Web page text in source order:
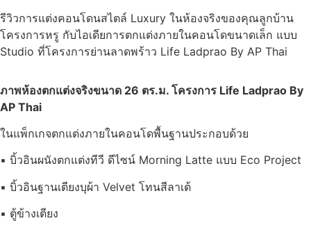
รีวิวการแต่งคอนโดนสไตล์ Luxury ในห้องจริงของคุณลูกบ้าน
โครงการหรู กับไอเดียการตกแต่งภายในคอนโดขนาดเล็ก แบบ
Studio ที่โครงการย่านลาดพร้าว Life Ladprao By AP Thai
ภาพห้องตกแต่งจริงขนาด 26 ตร.ม. โครงการ Life Ladprao By
AP Thai
ในแพ็กเกจตกแต่งภายในคอนโดพื้นฐานประกอบด้วย
▪ บิ้วอินผนังตกแต่งทีวี ดีไซน์ Morning Latte แบบ Eco Project
▪ บิ้วอินฐานเตียงบุผ้า Velvet โทนสีลาเต้
▪ ตู้ข้างเตียง